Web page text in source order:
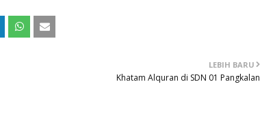
LEBIH BARU
Khatam Alquran di SDN 01 Pangkalan